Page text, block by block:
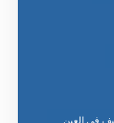
في العين